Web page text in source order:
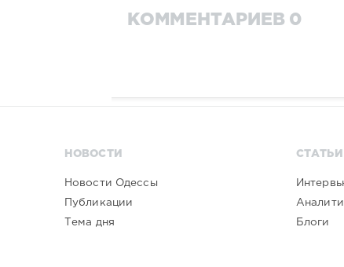
КОММЕНТАРИЕВ 0
НОВОСТИ
Новости Одессы
Публикации
Тема дня
СТАТЬИ
Блоги